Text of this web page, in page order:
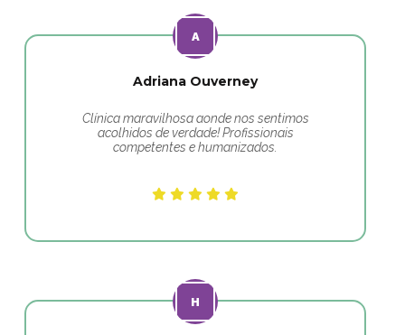
Adriana Ouverney
Clínica maravilhosa aonde nos sentimos
acolhidos de verdade! Profissionais
competentes e humanizados.